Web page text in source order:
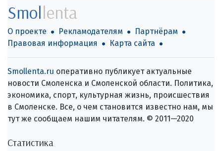
Smollenta
О проекте Рекламодателям
Партнёрам
Правовая информация
Карта сайта
Smollenta.ru оперативно публикует актуальные
новости Смоленска и Смоленской области. Политика,
экономика, спорт, культурная жизнь, происшествия
в Смоленске. Все, о чем становится известно нам, мы
тут же сообщаем нашим читателям. © 2011—2020
Статистика